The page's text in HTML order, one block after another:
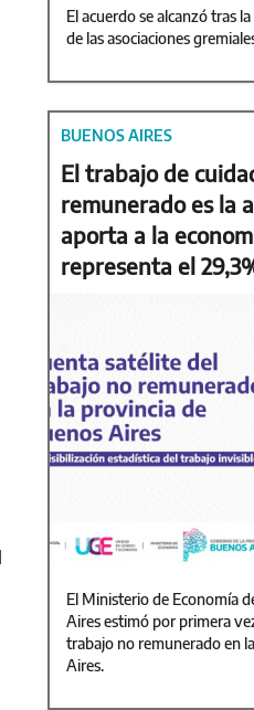
El acuerdo se alcanzó tras
de las asociaciones
BUENOS AIRES
El trabajo de
remunerado es la
aporta a la
representa el
El Ministerio de Economía
Aires estimó por primera
trabajo no remunerado en
Aires.